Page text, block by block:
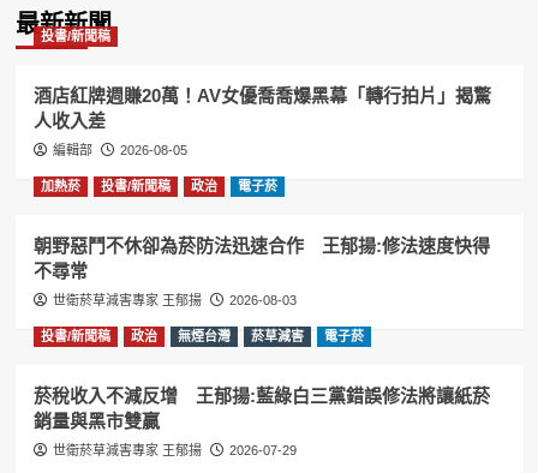
最新新聞
投書/新聞稿
酒店紅牌週賺20萬！AV女優喬喬爆黑幕「轉行拍片」揭驚
人收入差
編輯部 2026-08-05
加熱菸 投書/新聞稿 政治 電子菸
朝野惡鬥不休卻為菸防法迅速合作 王郁揚:修法速度快得
不尋常
世衛菸草減害專家 王郁揚 2026-08-03
投書/新聞稿 政治 無煙台灣 菸草減害 電子菸
菸稅收入不減反增 王郁揚:藍綠白三黨錯誤修法將讓紙菸
銷量與黑市雙贏
世衛菸草減害專家 王郁揚 2026-07-29